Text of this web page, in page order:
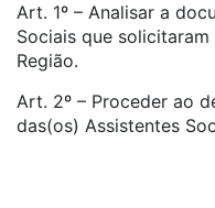
Art. 1º – Analisar a
Sociais que solicitaram
Região.
Art. 2º – Proceder ao
das(os) Assistentes